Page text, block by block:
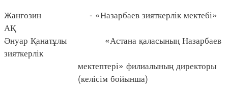
Жанғозин - «Назарбаев зияткерлік мектебі»
АҚ
Әнуар Қанатұлы «Астана қаласының Назарбаев
зияткерлік
мектептері» филиалының директоры
(келісім бойынша)